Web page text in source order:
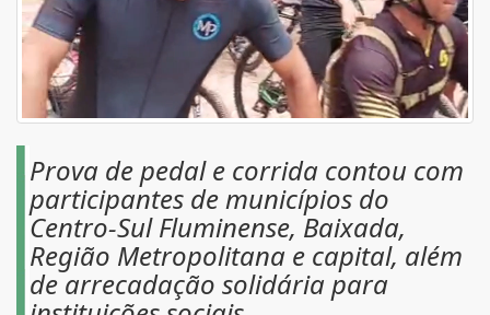
Prova de pedal e corrida contou com
participantes de municípios do
Centro-Sul Fluminense, Baixada,
Região Metropolitana e capital, além
de arrecadação solidária para